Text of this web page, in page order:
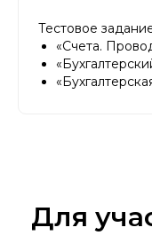
Тестовое
«Счета.
Для